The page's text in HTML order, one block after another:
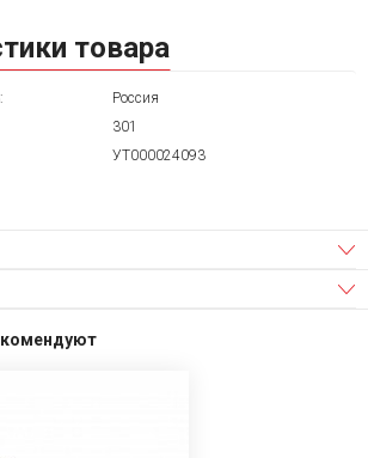
товара
Россия
301
УТ000024093